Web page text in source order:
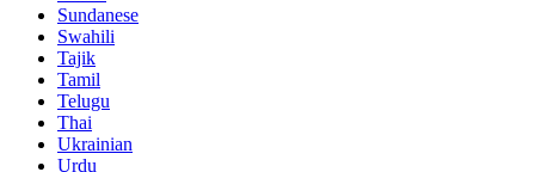
Sundanese
Swahili
Tajik
Tamil
Telugu
Thai
Ukrainian
Urdu